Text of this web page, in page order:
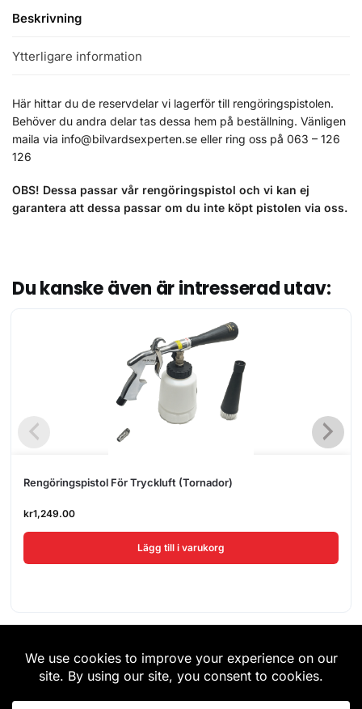
Beskrivning
Ytterligare information
Här hittar du de reservdelar vi lagerför till rengöringspistolen.
Behöver du andra delar tas dessa hem på beställning. Vänligen
maila via info@bilvardsexperten.se eller ring oss på 063 – 126
126
OBS! Dessa passar vår rengöringspistol och vi kan ej
garantera att dessa passar om du inte köpt pistolen via oss.
Du kanske även är intresserad utav:
Rengöringspistol För Tryckluft (Tornador)
kr1,249.00
Lägg till i varukorg